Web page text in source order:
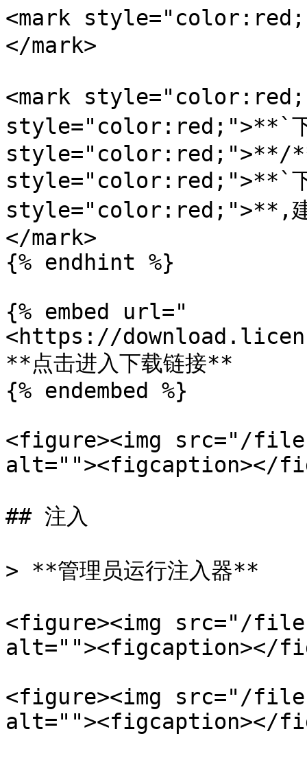
<mark
</mark>
<mark
style="color:red;">**`下
style="color:red;">**/
style="color:red;">**`下
style="color:red;">**,建
</mark>
{% endhint %}
{% embed url="
<https://
**点击进入下载链接**
{% endembed %}
<figure><img src="/files/
alt=""><figcaption></
## 注入
> **管理员运行注入器**
<figure><img src="/files/
alt=""><figcaption></
<figure><img src="/files/
alt=""><figcaption></